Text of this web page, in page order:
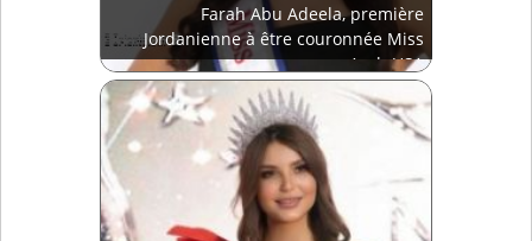
Farah Abu Adeela, première
Jordanienne à être couronnée Miss
Arab USA